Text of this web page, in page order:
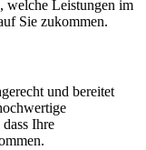
welche Leistungen im
Sie zukommen.
und bereitet
Ihre